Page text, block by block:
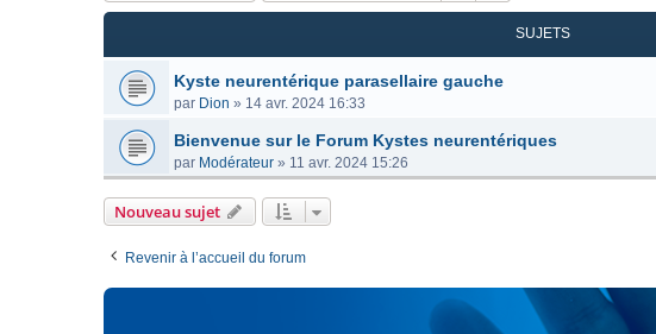
SUJETS
Kyste neurentérique parasellaire gauche
par Dion » 14 avr. 2024 16:33
Bienvenue sur le Forum Kystes neurentériques
par Modérateur » 11 avr. 2024 15:26
Nouveau sujet
Revenir à l’accueil du forum